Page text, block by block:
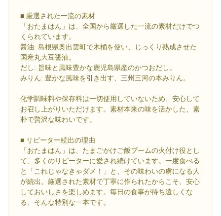
■ 厳選された一流の素材
「おたまはん」は、全国から厳選した一流の素材だけでつ
くられています。
醤油: 島根県奥出雲町で木桶を使い、じっくり熟成させた
国産丸大豆醤油。
だし: 旨味と風味豊かな鹿児島県産のかつおだし。
みりん: 豊かな風味を引き出す、三州三河の本みりん。
化学調味料や保存料は一切使用していないため、安心して
お召し上がりいただけます。素材本来の味を活かした、素
朴で贅沢な味わいです。
■ リピーター続出の理由
「おたまはん」は、たまごかけご飯ブームの火付け役とし
て、多くのリピーターに愛され続けています。一度食べる
と「これじゃなきゃダメ！」と、その味わいの虜になる人
が続出。厳選された素材で丁寧に作られたからこそ、安心
しておいしさを楽しめます。毎日の食事が待ち遠しくな
る、そんな特別な一本です。